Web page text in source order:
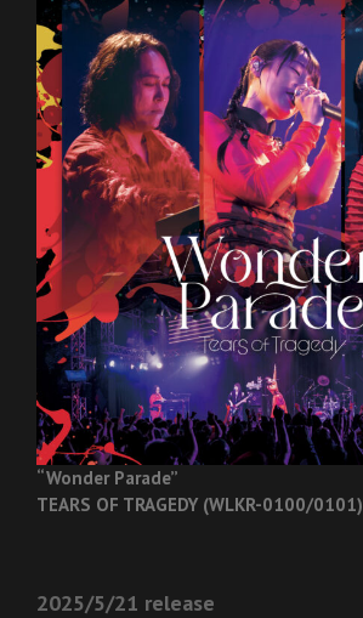
“Wonder Parade”
TEARS OF TRAGEDY (WLKR-0100/0101)
2025/5/21 release